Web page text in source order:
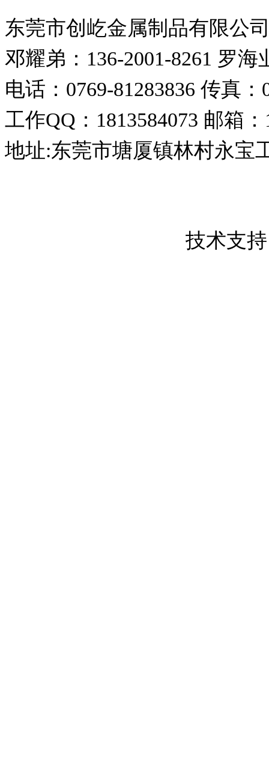
东莞市创屹金属制品有限公
邓耀弟：136-2001-8261 罗海
电话：0769-81283836 传真：
工作QQ：1813584073 邮箱：
地址:东莞市塘厦镇林村永宝
技术支